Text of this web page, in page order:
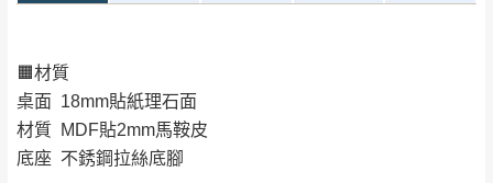
🟧材質
桌面 18mm貼紙理石面
材質 MDF貼2mm馬鞍皮
底座 不銹鋼拉絲底腳
運 費 說 明
注意事項：
由於品項繁多，網頁無法及時更新，如有需
要購買商品，請於出發前來電或到「官方
Line客服」來信確認商品是否有「現貨」與
0/5 (0)筆
全部 依評論高至低排列